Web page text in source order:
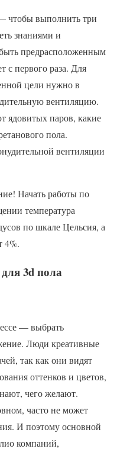
чтобы выполнить три
знаниями и
предрасположенным
с первого раза. Для
цели нужно в
вентиляцию.
ядовитых паров, какие
пола.
вентиляции
Начать работы по
температура
по шкале Цельсия, а
4%.
3d пола
— выбрать
Люди креативные
так как они видят
оттенков и цветов,
чего желают.
часто не может
И поэтому основной
компаний,